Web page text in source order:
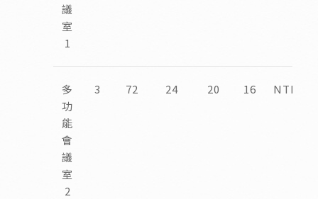
議
室
1
多
功
能
會
議
室
2
3 72 24 20 16